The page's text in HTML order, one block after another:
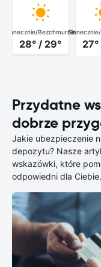
Słonecznie/Bezchmurnie
28° / 29°
Przydatne
dobrze
Jakie ubezpieczenie
depozytu? Nasze
wskazówki, które
odpowiedni dla Ciebie.